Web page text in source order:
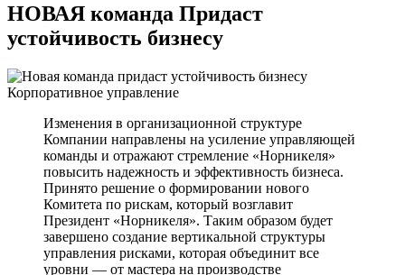
НОВАЯ команда Придаст
устойчивость бизнесу
Корпоративное управление
Изменения в организационной структуре
Компании направлены на усиление управляющей
команды и отражают стремление «Норникеля»
повысить надежность и эффективность бизнеса.
Принято решение о формировании нового
Комитета по рискам, который возглавит
Президент «Норникеля». Таким образом будет
завершено создание вертикальной структуры
управления рисками, которая объединит все
уровни — от мастера на производстве